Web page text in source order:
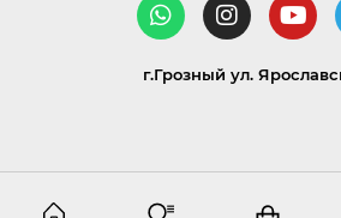
г.Грозный ул.